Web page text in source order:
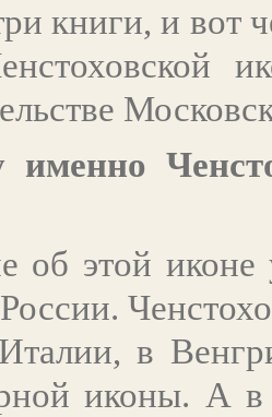
книги, и вот
об этой
в
иконы. А